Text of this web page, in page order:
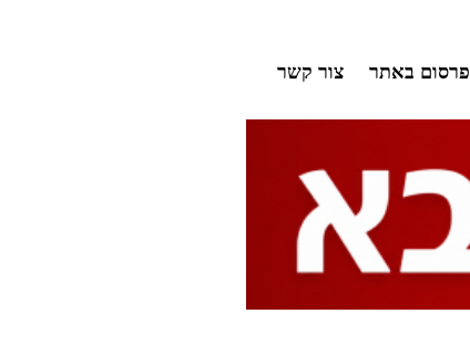
פרסום באתר צור קשר